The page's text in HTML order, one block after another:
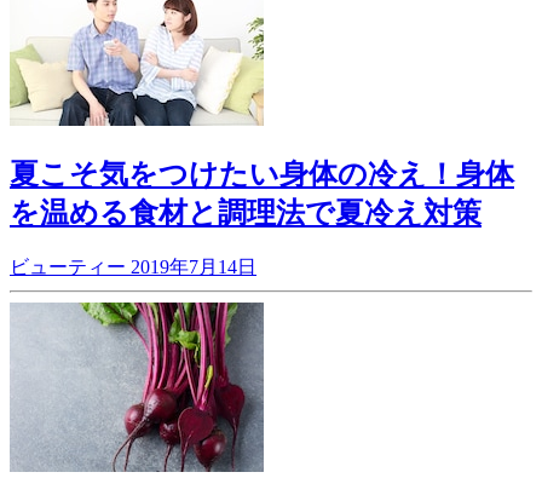
夏こそ気をつけたい身体の冷え！身体
を温める食材と調理法で夏冷え対策
ビューティー 2019年7月14日